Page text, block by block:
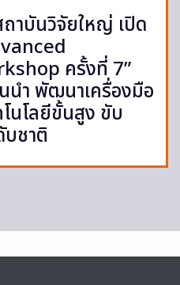
าบันวิจัยใหญ่ เปิด
ครั้งที่ 7”
นำ พัฒนาเครื่องมือ
นโลยีขั้นสูง ขับ
บชาติ